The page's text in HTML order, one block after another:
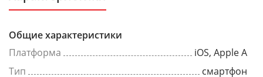
Общие характеристики
Платформа
iOS, Apple A
Тип
смартфон